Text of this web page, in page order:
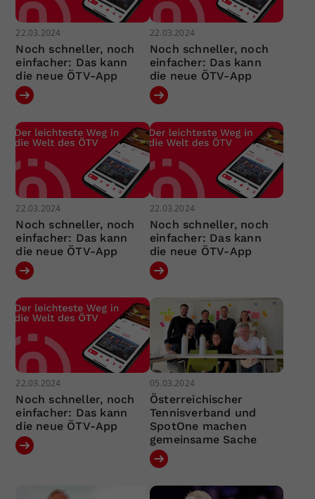
22.03.2024
Noch schneller, noch
einfacher: Das kann
die neue ÖTV-App
22.03.2024
Noch schneller, noch
einfacher: Das kann
die neue ÖTV-App
22.03.2024
Noch schneller, noch
einfacher: Das kann
die neue ÖTV-App
22.03.2024
Noch schneller, noch
einfacher: Das kann
die neue ÖTV-App
22.03.2024
Noch schneller, noch
einfacher: Das kann
die neue ÖTV-App
05.03.2024
Österreichischer
Tennisverband und
SpotOne machen
gemeinsame Sache